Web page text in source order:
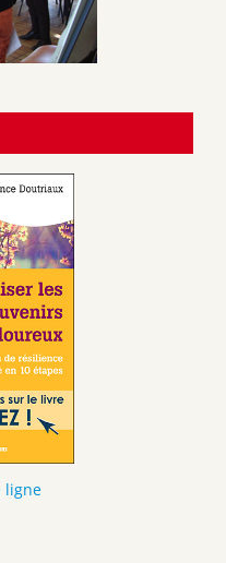
ligne